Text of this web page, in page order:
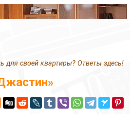
для своей квартиры? Ответы здесь!